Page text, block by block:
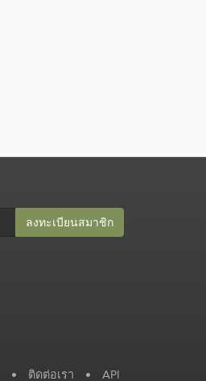
ลงทะเบียนสมาชิก​
• ติดต่อเรา • API